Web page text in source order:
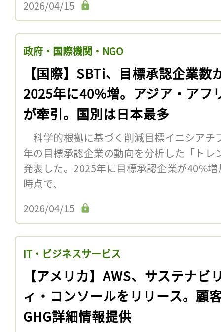
2026/04/15
政府・国際機関・NGO
【国際】SBTi、目標承認企業数
2025年に40%増。アジア・アフ
が牽引。国別は日本最多
科学的根拠に基づく削減目標イニシアチ
年の目標承認企業の動向を分析した「ト
発表した。2025年に目標承認企業が40%
時点で、
2026/04/15
IT・ビジネスサービス
【アメリカ】AWS、サステナビ
ィ・コンソールをリリース。顧
GHG詳細情報提供